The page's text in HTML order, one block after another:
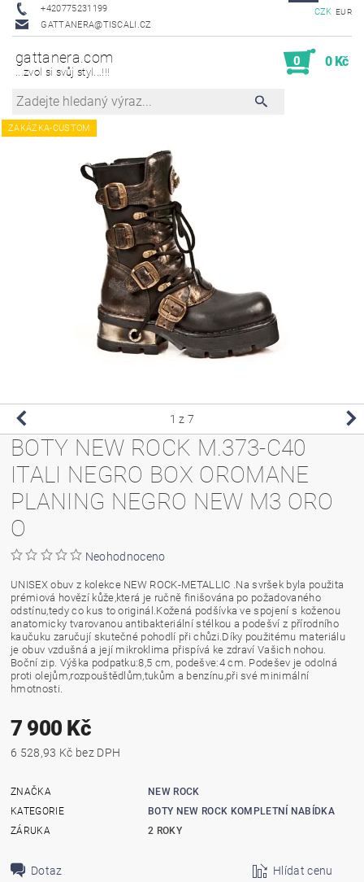
+420775231199
GATTANERA@TISCALI.CZ
CZK EUR
gattanera.com
...zvol si svůj styl...!!!
0 0 Kč
ZAKÁZKA-CUSTOM
1 z 7
BOTY NEW ROCK M.373-C40
ITALI NEGRO BOX OROMANE
PLANING NEGRO NEW M3 ORO
O
Neohodnoceno
UNISEX obuv z kolekce NEW ROCK-METALLIC .Na svršek byla použita
prémiová hovězí kůže,která je ručně finišována po požadovaného
odstínu,tedy co kus to originál.Kožená podšívka ve spojení s koženou
anatomicky tvarovanou antibakteriální stélkou a podešví z přírodního
kaučuku zaručují skutečné pohodlí při chůzi.Díky použitému materiálu
je obuv vzdušná a její mikroklima přispívá ke zdraví Vašich nohou.
Boční zip. Výška podpatku:8,5 cm, podešve:4 cm. Podešev je odolná
proti olejům,rozpouštědlům,tukům a benzínu,při své minimální
hmotnosti.
7 900 Kč
6 528,93 Kč bez DPH
ZNAČKA
NEW ROCK
KATEGORIE
BOTY NEW ROCK KOMPLETNÍ NABÍDKA
ZÁRUKA
2 ROKY
Dotaz Hlídat cenu